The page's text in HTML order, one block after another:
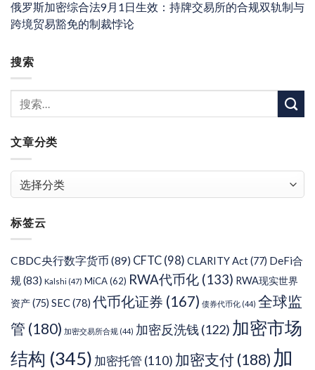
俄罗斯加密综合法9月1日生效：持牌交易所的合规双轨制与
跨境贸易豁免的制裁悖论
搜索
文章分类
类
标签云
CBDC央行数字货币 (89) CFTC (98) CLARITY Act(77) DeFi合
规(83) Kalshi (47) MiCA(62) RWA代币化 (133) RWA现实世界
资产(75) SEC(78) 代币化证券 (167) 债券代币化 (44) 全球监
管 (180) 加密交易所合规 (44) 加密反洗钱 (122) 加密市场
结构 (345) 加密托管 (110) 加密支付 (188) 加